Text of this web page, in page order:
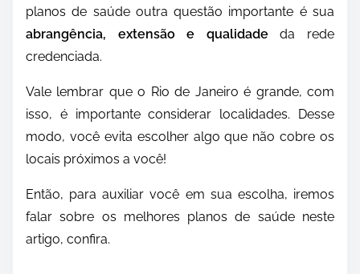
planos de saúde outra questão importante é sua
abrangência, extensão e qualidadeda rede
credenciada.
Vale lembrar que o Rio de Janeiro é grande, com
isso, é importante considerar localidades. Desse
modo, você evita escolher algo que não cobre os
locais próximos a você!
Então, para auxiliar você em sua escolha, iremos
falar sobre os melhores planos de saúde neste
artigo, confira.